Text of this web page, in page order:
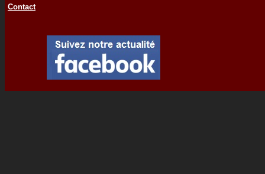
Contact